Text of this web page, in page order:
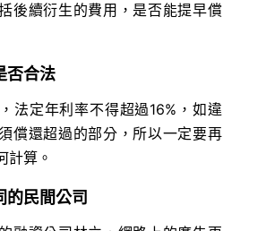
後續衍生的費用，是否能提早償
否合法
法定年利率不得超過16%，如違
償還超過的部分，所以一定要再
計算。
的民間公司